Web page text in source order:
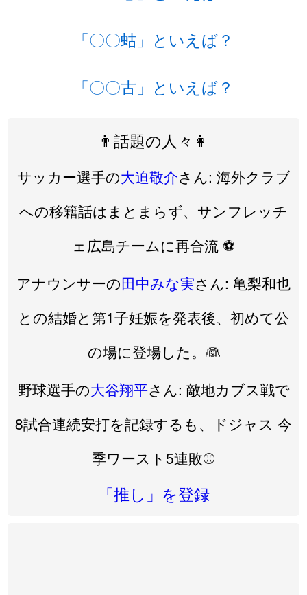
「〇〇蛄」といえば？
「〇〇古」といえば？
👨話題の人々👩
サッカー選手の大迫敬介さん: 海外クラブ
への移籍話はまとまらず、サンフレッチ
ェ広島チームに再合流 ⚽️
アナウンサーの田中みな実さん: 亀梨和也
との結婚と第1子妊娠を発表後、初めて公
の場に登場した。👰
野球選手の大谷翔平さん: 敵地カブス戦で
8試合連続安打を記録するも、ドジャス 今
季ワースト5連敗⚾️
「推し」を登録